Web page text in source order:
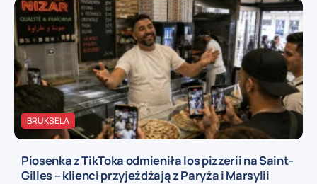
BRUKSELA
Piosenka z TikToka odmieniła los pizzerii na Saint-
Gilles – klienci przyjeżdżają z Paryża i Marsylii